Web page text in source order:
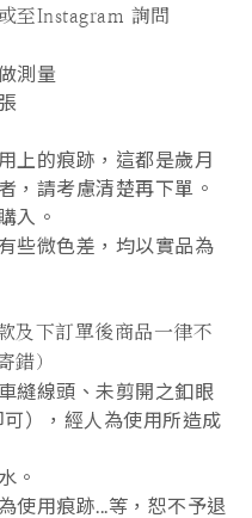
至Instagram 詢問
測量
上的痕跡，這都是歲月
，請考慮清楚再下單。
入。
些微色差，均以實品為
及下訂單後商品一律不
錯）
縫線頭、未剪開之釦眼
），經人為使用所造成
。
使用痕跡...等，恕不予退